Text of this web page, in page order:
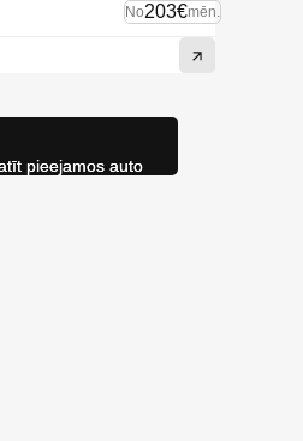
No203€mēn.